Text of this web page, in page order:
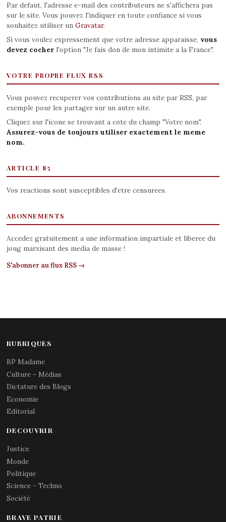
Par defaut, l'adresse e-mail des contributeurs ne s'affichera pas
sur le site. Vous pouvez l'indiquer en toute confiance si vous
souhaitez utiliser un Gravatar.
Si vous voulez expressement que votre adresse apparaisse, vous
devez cocherl'option "Je fais don de mon intimite a la France".
VOTRE PROPRE FLUX RSS
Vous pouvez recuperer vos contributions au site par RSS, par
exemple pour les partager sur un autre site.
Cliquez sur l'icone se trouvant a cote du champ "Votre nom".
Assurez-vous de toujours utiliser exactement le meme
nom.
ARTICLE 85
Vos reactions sont susceptibles d'etre censurees.
ABONNEMENTS
Accedez gratuitement a une information impartiale et liberee du
joug marxisant des media de masse !
S'abonner au flux RSS →
RUBRIQUES
BP Madame
Culture - Médias
Dictature des Blogs
Economie
Editorial
DECOUVRIR
Justice
Monde
Politique
Science - Techno
Société
BRAVE PATRIE